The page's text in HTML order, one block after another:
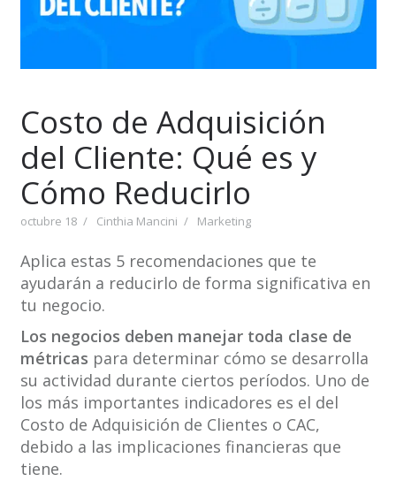
Costo de Adquisición
del Cliente: Qué es y
Cómo Reducirlo
octubre 18 Cinthia Mancini Marketing
Aplica estas 5 recomendaciones que te
ayudarán a reducirlo de forma significativa en
tu negocio.
Los negocios deben manejar toda clase de
métricas para determinar cómo se desarrolla
su actividad durante ciertos períodos. Uno de
los más importantes indicadores es el del
Costo de Adquisición de Clientes o CAC,
debido a las implicaciones financieras que
tiene.